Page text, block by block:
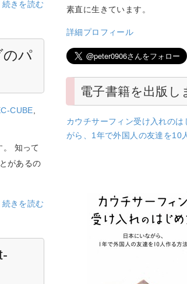
続きを読む
のパ
CUBE
。 知って
があるの
続きを読む
素直に生きています。
詳細プロフィール
電子書籍を出版し
カウチサーフィン受け入れの
がら、1年で外国人の友達を10